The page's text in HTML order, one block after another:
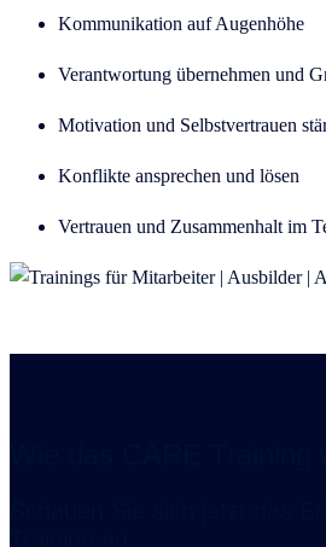
Kommunikation auf Augenhöhe
Verantwortung übernehmen und
Motivation und Selbstvertrauen
Konflikte ansprechen und lösen
Vertrauen und Zusammenhalt im